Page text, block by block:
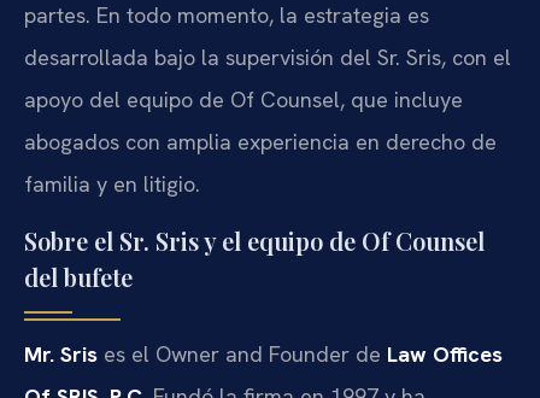
partes. En todo momento, la estrategia es
desarrollada bajo la supervisión del Sr. Sris, con el
apoyo del equipo de Of Counsel, que incluye
abogados con amplia experiencia en derecho de
familia y en litigio.
Sobre el Sr. Sris y el equipo de Of Counsel
del bufete
Mr. Sris es el Owner and Founder de Law Offices